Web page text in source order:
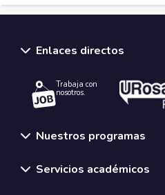
Enlaces directos
Trabaja con
nosotros.
Nuestros programas
Servicios académicos